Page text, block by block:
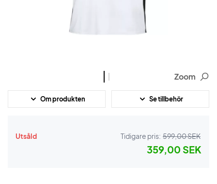
Zoom
Om produkten Se tillbehör
Utsåld Tidigare pris: 599,00 SEK
359,00 SEK